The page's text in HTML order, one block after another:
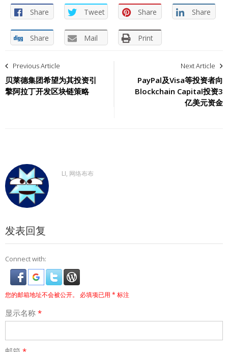
Share Tweet Share Share
Share Mail Print
章
导
Previous Article
贝莱德集团希望为其投资引
擎阿拉丁开发区块链策略
Next Article
PayPal及Visa等投资者向
Blockchain Capital投资3
亿美元资金
LI, 网络布布
发表回复
Connect with:
您的邮箱地址不会被公开。 必填项已用 * 标注
显示名称 *